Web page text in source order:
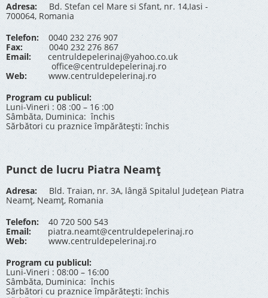
Adresa: Bd. Stefan cel Mare si Sfant, nr. 14,Iasi -
700064, Romania
Telefon: 0040 232 276 907
Fax: 0040 232 276 867
Email:
centruldepelerinaj@yahoo.co.uk
office@centruldepelerinaj.ro
Web:
www.centruldepelerinaj.ro
Program cu publicul:
Luni-Vineri : 08 :00 – 16 :00
Sâmbăta, Duminica: închis
Sărbători cu praznice împărătești: închis
Punct de lucru Piatra Neamț
Adresa: Bld. Traian, nr. 3A, lângă Spitalul Județean Piatra
Neamț, Neamț, Romania
Telefon:40 720 500 543
Email:
piatra.neamt@centruldepelerinaj.ro
Web:
www.centruldepelerinaj.ro
Program cu publicul:
Luni-Vineri : 08:00 – 16:00
Sâmbăta, Duminica: închis
Sărbători cu praznice împărătești: închis